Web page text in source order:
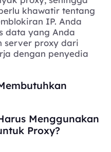
khawatir tentang
IP. Anda
data yang Anda
server proxy dari
dengan penyedia
Menggunakan
Proxy?